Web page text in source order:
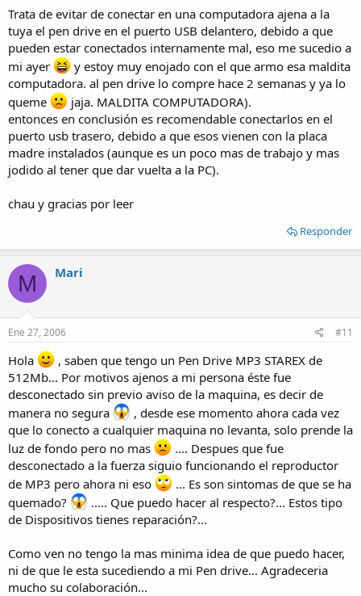
Trata de evitar de conectar en una computadora ajena a la
tuya el pen drive en el puerto USB delantero, debido a que
pueden estar conectados internamente mal, eso me sucedio a
mi ayer
y estoy muy enojado con el que armo esa maldita
computadora. al pen drive lo compre hace 2 semanas y ya lo
queme
jaja. MALDITA COMPUTADORA).
entonces en conclusión es recomendable conectarlos en el
puerto usb trasero, debido a que esos vienen con la placa
madre instalados (aunque es un poco mas de trabajo y mas
jodido al tener que dar vuelta a la PC).
chau y gracias por leer
Responder
M Mari
Ene 27, 2006 #11
Hola
, saben que tengo un Pen Drive MP3 STAREX de
512Mb... Por motivos ajenos a mi persona éste fue
desconectado sin previo aviso de la maquina, es decir de
manera no segura
, desde ese momento ahora cada vez
que lo conecto a cualquier maquina no levanta, solo prende la
luz de fondo pero no mas
.... Despues que fue
desconectado a la fuerza siguio funcionando el reproductor
de MP3 pero ahora ni eso
... Es son sintomas de que se ha
quemado?
..... Que puedo hacer al respecto?... Estos tipo
de Dispositivos tienes reparación?...
Como ven no tengo la mas minima idea de que puedo hacer,
ni de que le esta sucediendo a mi Pen drive... Agradeceria
mucho su colaboración...